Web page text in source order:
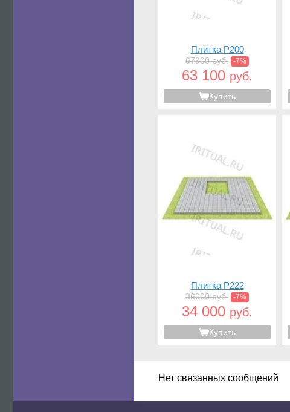
Плитка P200
67900 руб. -7%
63 100 руб.
Купить
Плитка P222
36600 руб. -7%
34 000 руб.
Купить
Нет связанных сообщений